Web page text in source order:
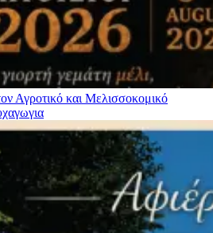
Αγροτικό και Μελισσοκομικό